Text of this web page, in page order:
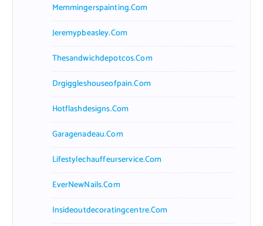
Memmingerspainting.com
Jeremypbeasley.com
Thesandwichdepotcos.com
Drgiggleshouseofpain.com
Hotflashdesigns.com
Garagenadeau.com
Lifestylechauffeurservice.com
EverNewNails.com
Insideoutdecoratingcentre.com